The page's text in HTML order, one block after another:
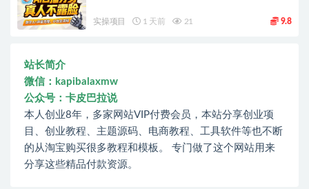
实操项目 1 天前 21 9.8
站长简介
微信：kapibalaxmw
公众号：卡皮巴拉说
本人创业8年，多家网站VIP付费会员，本站分享创业项
目、创业教程、主题源码、电商教程、工具软件等也不断
的从淘宝购买很多教程和模板。 专门做了这个网站用来
分享这些精品付款资源。